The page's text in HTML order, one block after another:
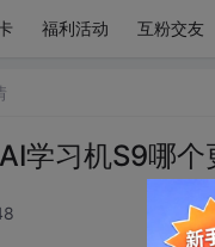
福利活动 互粉交友
学习机S9哪个